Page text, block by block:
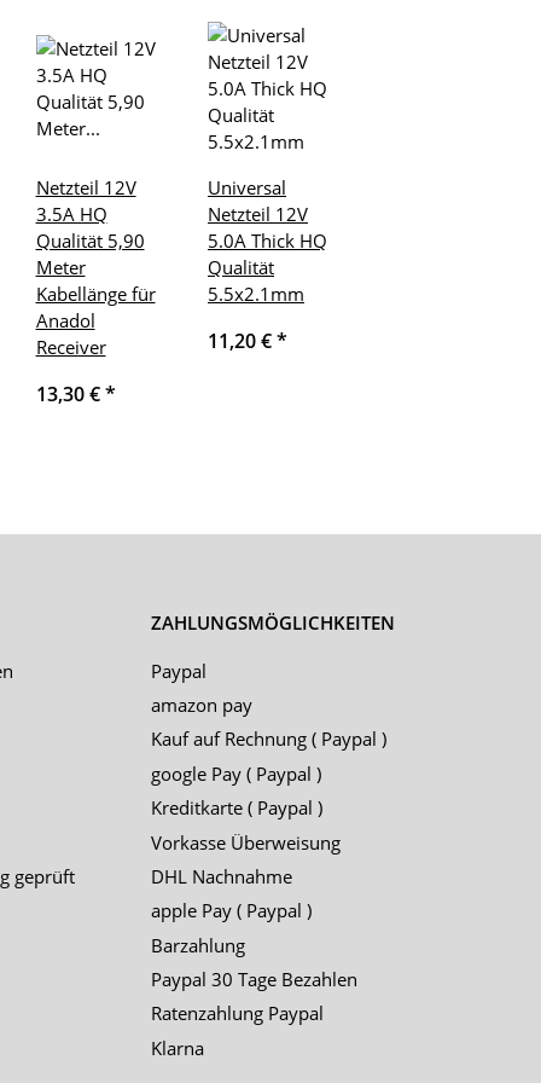
Netzteil 12V
3.5A HQ
Qualität 5,90
Meter
Kabellänge für
Anadol
Receiver
13,30 €*
Universal
Netzteil 12V
5.0A Thick HQ
Qualität
5.5x2.1mm
11,20 €*
geprüft
ZAHLUNGSMÖGLICHKEITEN
Paypal
amazon pay
Kauf auf Rechnung ( Paypal )
google Pay ( Paypal )
Kreditkarte ( Paypal )
Vorkasse Überweisung
DHL Nachnahme
apple Pay ( Paypal )
Barzahlung
Paypal 30 Tage Bezahlen
Ratenzahlung Paypal
Klarna